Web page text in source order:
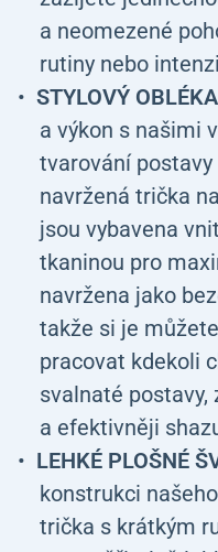
a neomezené
rutiny nebo
STYLOVÝ
a výkon s našimi
tvarování postavy
navržená trička
jsou vybavena
tkaninou pro
navržena jako
takže si je
pracovat kdekoli
svalnaté postavy,
a efektivněji
LEHKÉ PLOŠNÉ
konstrukci
trička s krátkým